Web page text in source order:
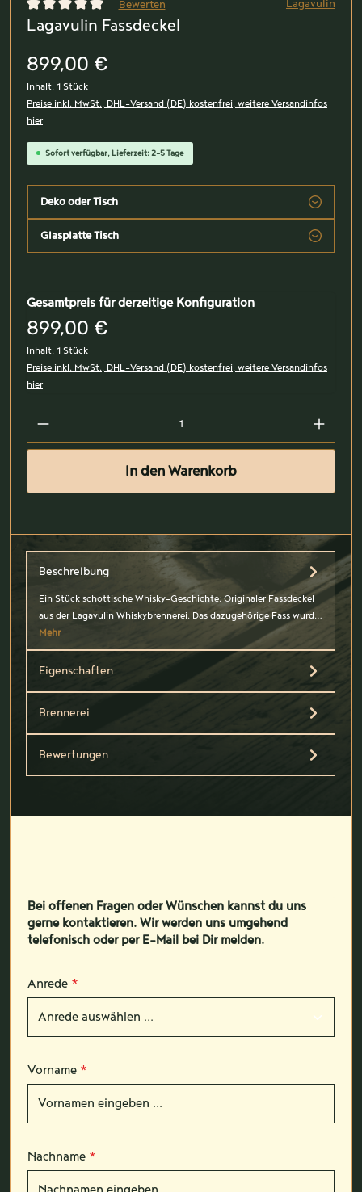
Durchschnittliche Bewertung von 0 von 5 Sternen
Bewerten Lagavulin
Lagavulin Fassdeckel
899,00 €
Inhalt: 1 Stück
Preise inkl. MwSt., DHL-Versand (DE) kostenfrei, weitere Versandinfos
hier
Sofort verfügbar, Lieferzeit: 2-5 Tage
Deko oder Tisch
Glasplatte Tisch
Gesamtpreis für derzeitige Konfiguration
899,00 €
Inhalt: 1 Stück
Preise inkl. MwSt., DHL-Versand (DE) kostenfrei, weitere Versandinfos
hier
In den Warenkorb
Beschreibung
Ein Stück schottische Whisky-Geschichte: Originaler Fassdeckel
aus der Lagavulin Whiskybrennerei. Das dazugehörige Fass wurd…
Mehr
Eigenschaften
Brennerei
Bewertungen
Bei offenen Fragen oder Wünschen kannst du uns
gerne kontaktieren. Wir werden uns umgehend
telefonisch oder per E-Mail bei Dir melden.
Anrede *
Vorname *
Nachname *